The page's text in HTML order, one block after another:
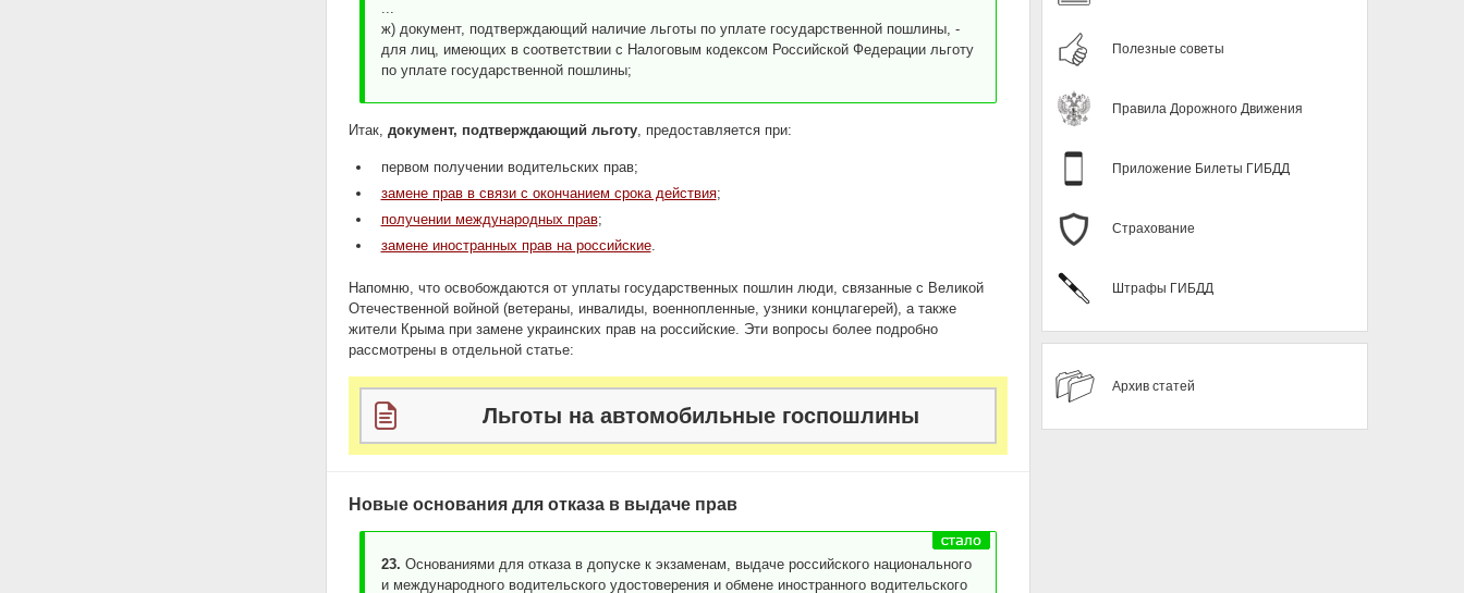
ж) документ, подтверждающий наличие льготы по уплате государственной пошлины, -
для лиц, имеющих в соответствии с Налоговым кодексом Российской Федерации льготу
по уплате государственной пошлины;
Итак, документ, подтверждающий льготу, предоставляется при:
первом получении водительских прав;
замене прав в связи с окончанием срока действия;
получении международных прав;
замене иностранных прав на российские.
Напомню, что освобождаются от уплаты государственных пошлин люди, связанные с Великой
Отечественной войной (ветераны, инвалиды, военнопленные, узники концлагерей), а также
жители Крыма при замене украинских прав на российские. Эти вопросы более подробно
рассмотрены в отдельной статье:
Льготы на автомобильные госпошлины
Новые основания для отказа в выдаче прав
23. Основаниями для отказа в допуске к экзаменам, выдаче российского национального
и международного водительского удостоверения и обмене иностранного водительского
Полезные советы
Правила Дорожного Движения
Приложение Билеты ГИБДД
Страхование
Штрафы ГИБДД
Архив статей